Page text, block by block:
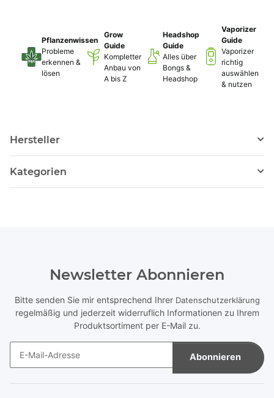
Pflanzenwissen
Probleme
erkennen &
lösen
Grow
Guide
Kompletter
Anbau von
A bis Z
Headshop
Guide
Alles über
Bongs &
Headshop
Vaporizer
Guide
Vaporizer
richtig
auswählen
& nutzen
Hersteller
Kategorien
Newsletter Abonnieren
Bitte senden Sie mir entsprechend Ihrer Datenschutzerklärung
regelmäßig und jederzeit widerruflich Informationen zu Ihrem
Produktsortiment per E-Mail zu.
Abonnieren